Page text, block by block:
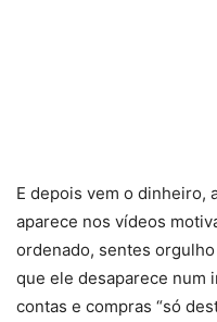
E depois vem o dinheiro,
aparece nos vídeos
ordenado, sentes
que ele desaparece num
contas e compras “só